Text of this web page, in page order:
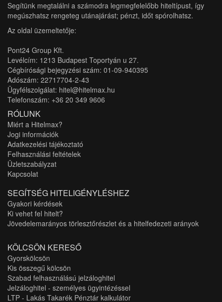
Segítünk megtalálni a számodra legmegfelelőbb hiteltípust, így
megúszhatsz rengeteg utánajárást; pénzt, időt spórolhatsz.
Az oldal üzemeltetője:
Pont24 Group Kft.
Levélcím: 1213 Budapest Toportyán u 27.
Cégbírósági bejegyzési szám: 01-09-940395
Adószám: 22717704-2-43
Ügyfélszolgálat: hitel@hitelmax.hu
Telefonszám: +36 20 349 9606
RÓLUNK
Miért a Hitelmax?
Jogi információk
Adatkezelési tájékoztató
Felhasználási feltételek
Üzletszabályzat
Kapcsolat
SEGÍTSÉG HITELIGÉNYLÉSHEZ
Gyakori kérdések
Ki vehet fel hitelt?
Jövedelemarányos törlesztőrészlet és a hitelfedezeti arányok
KÖLCSÖN KERESŐ
Gyorskölcsön
Kis összegű kölcsön
Szabad felhasználású jelzáloghitel
Jelzáloghitel - személyes ügyintézéssel
LTP - Lakás Takarék Pénztár kalkulátor